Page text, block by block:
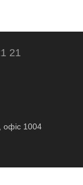
21
офіс 1004